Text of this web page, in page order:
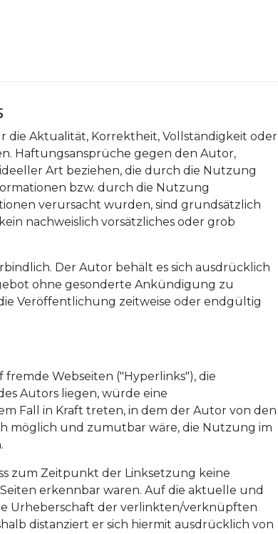
Aktualität, Korrektheit, Vollständigkeit oder
Haftungsansprüche gegen den Autor,
Art beziehen, die durch die Nutzung
bzw. durch die Nutzung
verursacht wurden, sind grundsätzlich
nachweislich vorsätzliches oder grob
Der Autor behält es sich ausdrücklich
ohne gesonderte Ankündigung zu
Veröffentlichung zeitweise oder endgültig
Webseiten ("Hyperlinks"), die
Autors liegen, würde eine
Fall in Kraft treten, in dem der Autor von den
möglich und zumutbar wäre, die Nutzung im
zum Zeitpunkt der Linksetzung keine
erkennbar waren. Auf die aktuelle und
Urheberschaft der verlinkten/verknüpften
distanziert er sich hiermit ausdrücklich von